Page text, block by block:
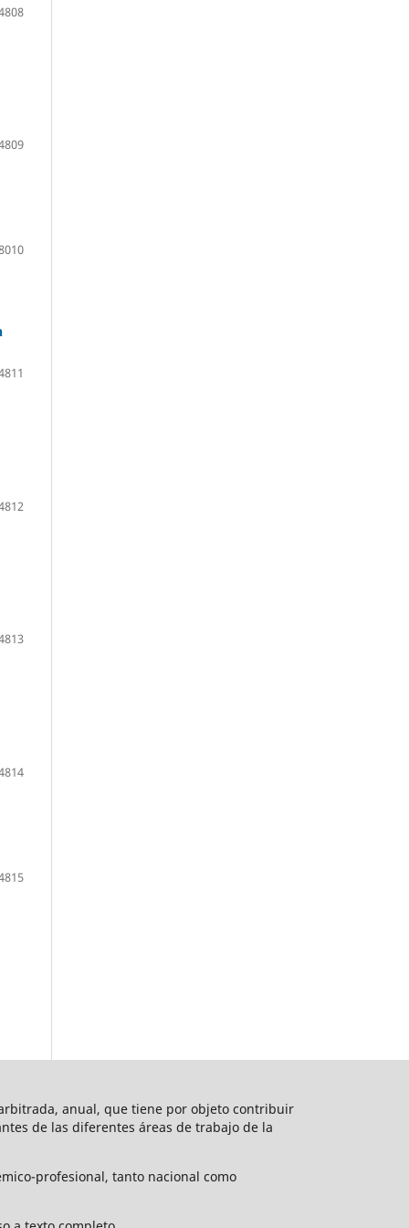
anual, que tiene por objeto contribuir
de las diferentes áreas de trabajo de la
profesional, tanto nacional como